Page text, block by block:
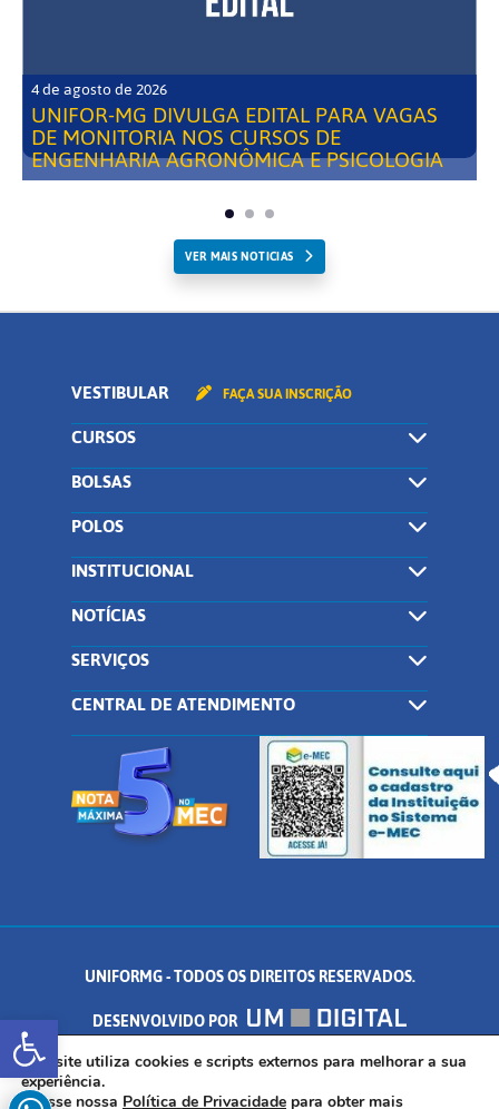
Abrir a barra de ferramentas
4 de agosto de 2026
UNIFOR-MG DIVULGA EDITAL PARA VAGAS
DE MONITORIA NOS CURSOS DE
ENGENHARIA AGRONÔMICA E PSICOLOGIA
VER MAIS NOTICIAS
VESTIBULAR FAÇA SUA INSCRIÇÃO
CURSOS
BOLSAS
POLOS
INSTITUCIONAL
NOTÍCIAS
SERVIÇOS
CENTRAL DE ATENDIMENTO
UNIFORMG - TODOS OS DIREITOS RESERVADOS.
DESENVOLVIDO POR
AV. DR. ARNALDO DE SENNA, 328 - PALMEIRAS, FORMIGA/MG - CEP:
Este site utiliza cookies e scripts externos para melhorar a sua
experiência.
Acesse nossa Política de Privacidade para obter mais